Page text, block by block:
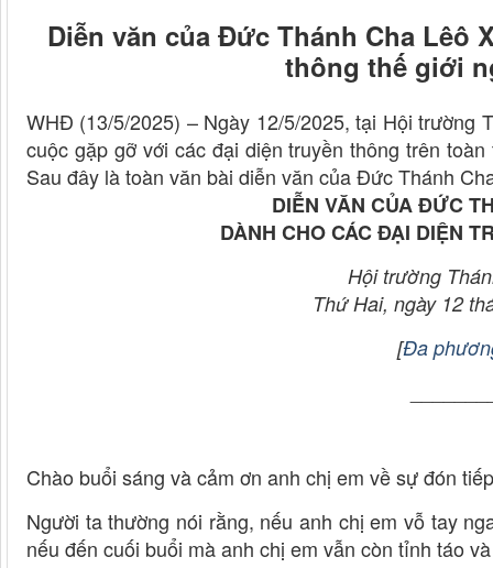
Diễn văn của Đức Thánh Cha Lêô
thông thế giới
WHĐ (13/5/2025) – Ngày 12/5/2025, tại Hội trường
cuộc gặp gỡ với các đại diện truyền thông trên
Sau đây là toàn văn bài diễn văn của Đức Thánh
DIỄN VĂN CỦA ĐỨC
DÀNH CHO CÁC ĐẠI DIỆN
Hội trường
Thứ Hai, ngày 12
[Đa
Chào buổi sáng và cảm ơn anh chị em về sự đón
Người ta thường nói rằng, nếu anh chị em vỗ tay
nếu đến cuối buổi mà anh chị em vẫn còn tỉnh táo